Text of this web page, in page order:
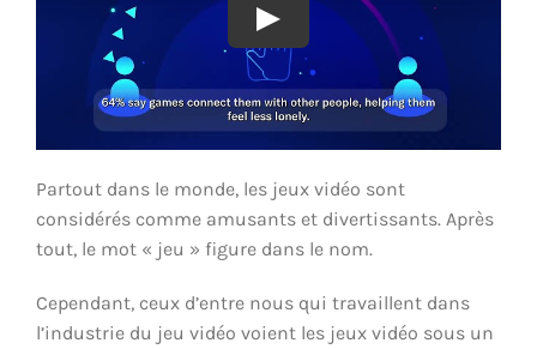
Partout dans le monde, les jeux vidéo sont
considérés comme amusants et divertissants. Après
tout, le mot « jeu » figure dans le nom.
Cependant, ceux d’entre nous qui travaillent dans
l’industrie du jeu vidéo voient les jeux vidéo sous un